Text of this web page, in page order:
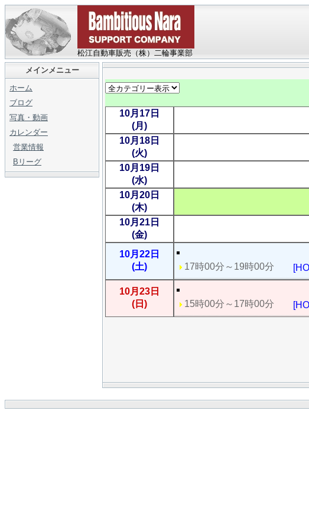
松江自動車販売（株）二輪事業部
メインメニュー
ホーム
ブログ
写真・動画
カレンダー
営業情報
Bリーグ
10月17日
(月)
10月18日
(火)
10月19日
(水)
10月20日
(木)
10月21日
(金)
10月22日
(土)
17時00分～19時00分
10月23日
(日)
15時00分～17時00分